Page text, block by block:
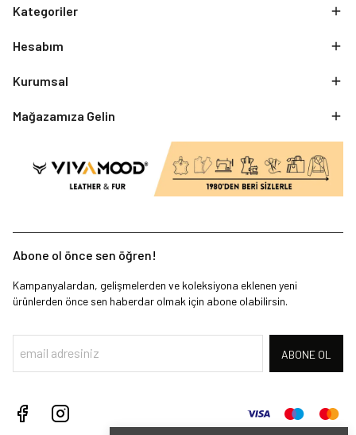
Kategoriler
Hesabım
Kurumsal
Mağazamıza Gelin
Abone ol önce sen öğren!
Kampanyalardan, gelişmelerden ve koleksiyona eklenen yeni
ürünlerden önce sen haberdar olmak için abone olabilirsin.
ABONE OL